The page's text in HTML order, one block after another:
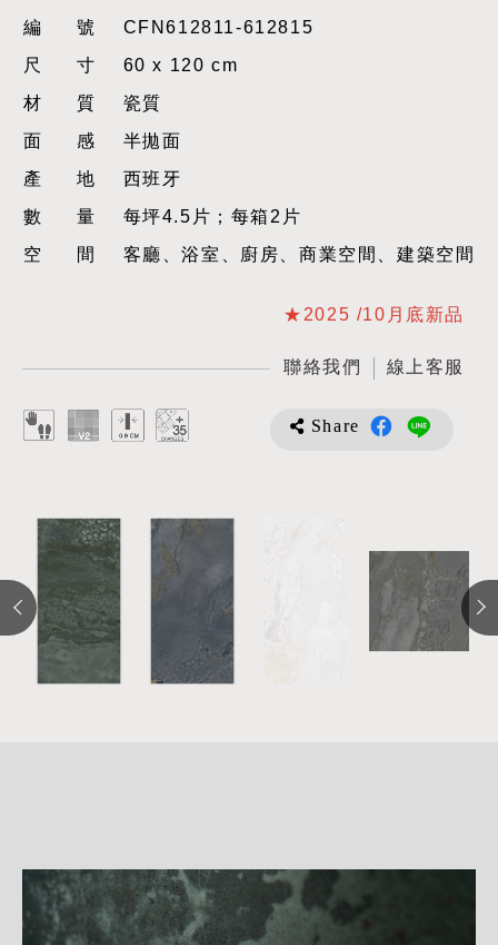
編號CFN612811-612815
尺寸60 x 120 cm
材質瓷質
面感半拋面
產地西班牙
數量每坪4.5片；每箱2片
空間客廳、浴室、廚房、商業空間、建築空間
★2025 /10月底新品
聯絡我們 線上客服
Share
介
紹